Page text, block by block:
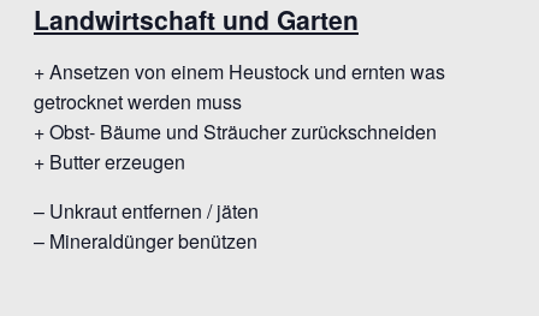
Landwirtschaft und Garten
+ Ansetzen von einem Heustock und ernten was
getrocknet werden muss
+ Obst- Bäume und Sträucher zurückschneiden
+ Butter erzeugen
– Unkraut entfernen / jäten
– Mineraldünger benützen